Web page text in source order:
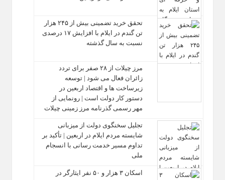
تحقق خرید تضمینی بیش از ۲۴۵ هزار
تن گندم در ایلام با افزایش ۱۷ درصدی
نسبت به سال گذشته
مرز چیلات از ۲۸ صفر برای تردد
زائران فعال می‌ شود | توسعه
زیرساخت‌ ها و اقتصاد اربعین در
دستور کار دولت است | رونمایی از
مهر رسمی گذرنامه مرز زمینی چیلات
تجلیل سخنگوی دولت از میزبانی
شایسته مردم ایلام در اربعین | تأکید بر
تداوم مسیر خدمت‌ رسانی با انسجام
ملی
اسکان ۳ هزار و ۵۰ نفر ایثارگر در